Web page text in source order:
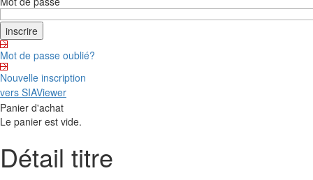
Mot de passe oublié?
Nouvelle inscription
vers SIAViewer
Panier d'achat
Le panier est vide.
Détail titre